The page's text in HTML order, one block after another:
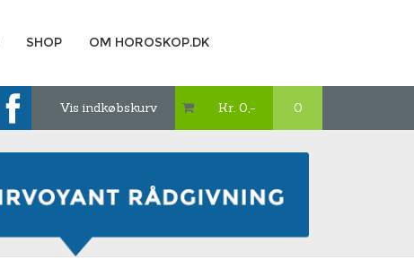
SHOP OM HOROSKOP.DK
Vis indkøbskurv  Kr. 0,- 0